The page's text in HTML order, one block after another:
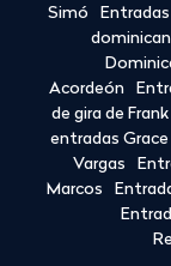
Simó
Acordeón
de gira de
entradas Grace
Vargas
Marcos